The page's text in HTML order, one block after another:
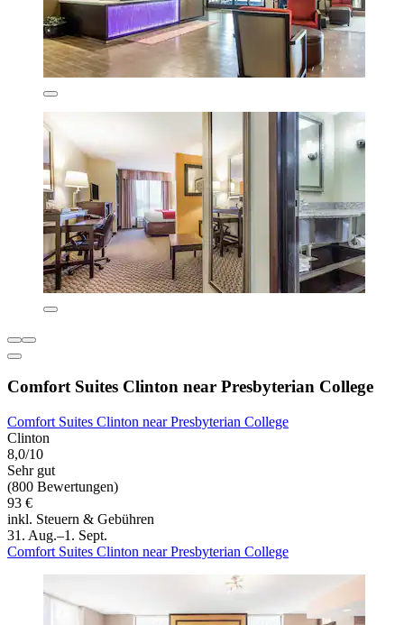
Comfort Suites Clinton near Presbyterian College
Comfort Suites Clinton near Presbyterian College
Clinton
8,0/10
Sehr gut
(800 Bewertungen)
93 €
inkl. Steuern & Gebühren
31. Aug.–1. Sept.
Comfort Suites Clinton near Presbyterian College